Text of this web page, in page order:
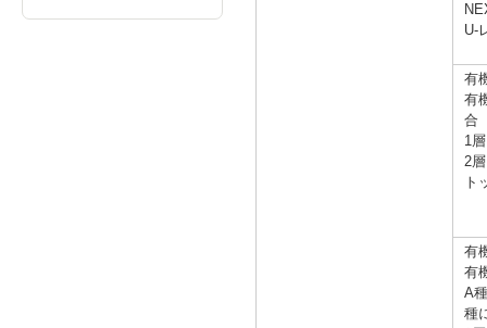
U-
有
有
合
1
2
ト
有
有
A
種